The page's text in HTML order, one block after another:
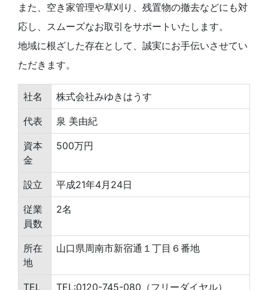
また、空き家管理や草刈り、残置物の撤去などにも対
応し、スムーズなお取引をサポートいたします。
地域に根ざした存在として、誠実にお⼿伝いさせてい
ただきます。
社名 株式会社みゆきはうす
代表 泉 美由紀
資本
金
500万円
設立 平成21年4月24日
従業
員数
2名
所在
地
山口県周南市新宿通１丁目６番地
TEL
TEL:0120-745-080（フリーダイヤル）